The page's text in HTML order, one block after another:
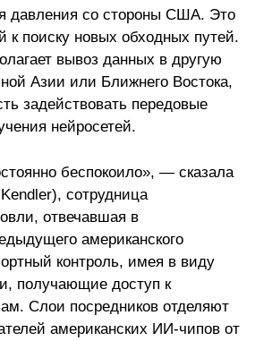
давления со стороны США. Это
к поиску новых обходных путей.
вывоз данных в другую
Азии или Ближнего Востока,
задействовать передовые
нейросетей.
беспокоило», — сказала
сотрудница
отвечавшая в
американского
контроль, имея в виду
получающие доступ к
Слои посредников отделяют
американских ИИ-чипов от